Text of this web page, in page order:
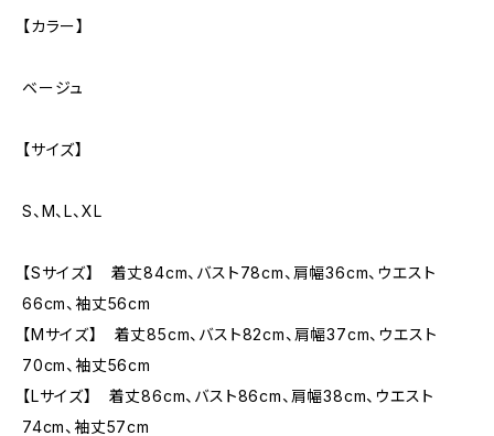
【カラー】
ベージュ
【サイズ】
S、M、L、XL
【Sサイズ】 着丈84cm、バスト78cm、肩幅36cm、ウエスト
66cm、袖丈56cm
【Mサイズ】 着丈85cm、バスト82cm、肩幅37cm、ウエスト
70cm、袖丈56cm
【Lサイズ】 着丈86cm、バスト86cm、肩幅38cm、ウエスト
74cm、袖丈57cm